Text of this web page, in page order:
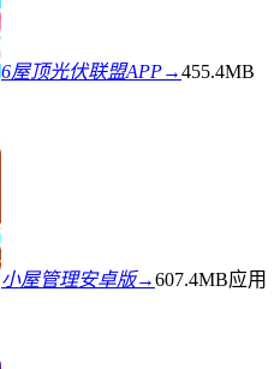
6屋顶光伏联盟APP→455.4MB
小屋管理安卓版→607.4MB应用